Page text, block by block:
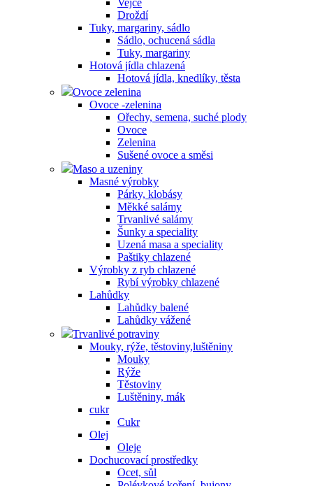
Vejce
Droždí
Tuky, margariny, sádlo
Sádlo, ochucená sádla
Tuky, margariny
Hotová jídla chlazená
Hotová jídla, knedlíky, těsta
Ovoce zelenina
Ovoce -zelenina
Ořechy, semena, suché plody
Ovoce
Zelenina
Sušené ovoce a směsi
Maso a uzeniny
Masné výrobky
Párky, klobásy
Měkké salámy
Trvanlivé salámy
Šunky a speciality
Uzená masa a speciality
Paštiky chlazené
Výrobky z ryb chlazené
Rybí výrobky chlazené
Lahůdky
Lahůdky balené
Lahůdky vážené
Trvanlivé potraviny
Mouky, rýže, těstoviny,luštěniny
Mouky
Rýže
Těstoviny
Luštěniny, mák
cukr
Cukr
Olej
Oleje
Dochucovací prostředky
Ocet, sůl